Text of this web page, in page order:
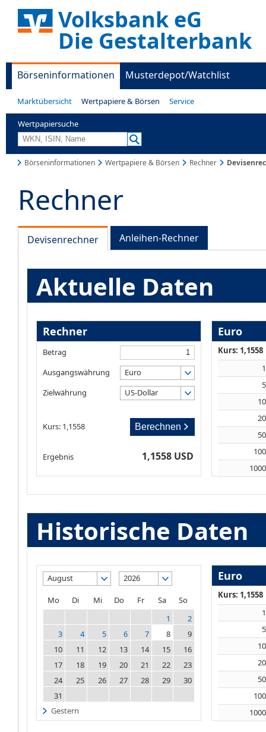
Volksbank eG
Die Gestalterbank
Börseninformationen Musterdepot/Watchlist
Marktübersicht Wertpapiere & Börsen Service
Wertpapiersuche
Börseninformationen Wertpapiere & Börsen Rechner
Rechner
Devisenrechner Anleihen-Rechner
Aktuelle Daten
Rechner
Betrag
Ausgangswährung
Euro
Zielwährung
US-Dollar
Kurs: 1,1558 Berechnen
Ergebnis 1,1558 USD
Euro
Kurs:
Historische Daten
August 2026
Mo Di Mi Do Fr Sa
So
1
2
3
4 5 6 7 8
9
10
11 12 13 14 15
16
17
18 19 20 21 22
23
24
25 26 27 28 29
30
31
Gestern
Euro
Kurs: